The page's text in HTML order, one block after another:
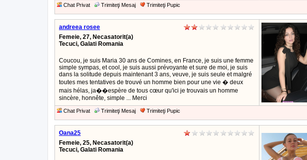
Chat Privat Trimiteţi Mesaj Trimiteţi Pupic
andreea rosee
Femeie, 27, Necasatorit(a)
Tecuci, Galati Romania
Coucou, je suis Maria 30 ans de Comines, en France, je suis une femme
simple sympas, et cool, je suis aussi prévoyante et sure de moi, je suis
dans la solitude depuis maintenant 3 ans, veuve, je suis seule et malgré
toutes mes tentatives de trouvé un homme bien pour une vie � deux
mais hélas, ja��espère de tous cœur qu'ici je trouvais un homme
sincère, honnête, simple ... Merci
Chat Privat Trimiteţi Mesaj Trimiteţi Pupic
Oana25
Femeie, 25, Necasatorit(a)
Tecuci, Galati Romania